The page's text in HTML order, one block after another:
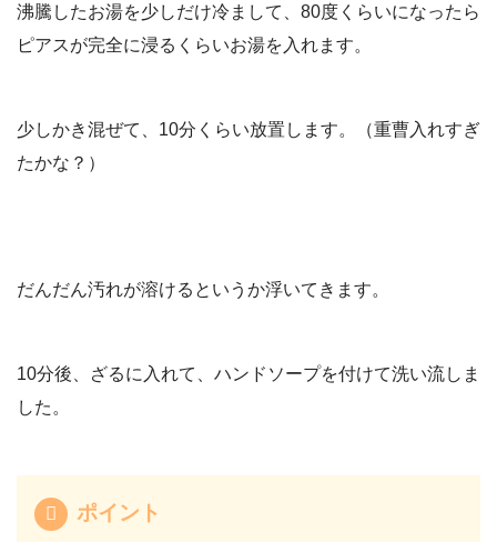
沸騰したお湯を少しだけ冷まして、80度くらいになったら
ピアスが完全に浸るくらいお湯を入れます。
少しかき混ぜて、10分くらい放置します。（重曹入れすぎ
たかな？）
だんだん汚れが溶けるというか浮いてきます。
10分後、ざるに入れて、ハンドソープを付けて洗い流しま
した。
ポイント